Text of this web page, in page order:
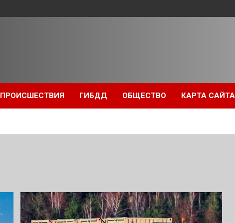
ПРОИСШЕСТВИЯ ГИБДД ОБЩЕСТВО КАРТА САЙТА